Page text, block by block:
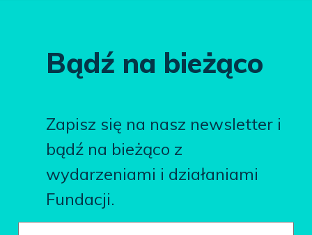
Bądź na bieżąco
Zapisz się na nasz newsletter i
bądź na bieżąco z
wydarzeniami i działaniami
Fundacji.